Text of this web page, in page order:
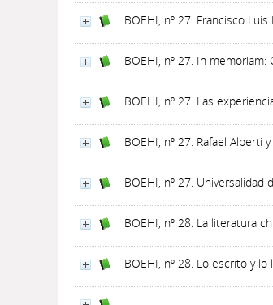
BOEHI, nº 27. Francisco
BOEHI, nº 27. In memoriam:
BOEHI, nº 27. Las
BOEHI, nº 27. Rafael Alberti
BOEHI, nº 27. Universalidad
BOEHI, nº 28. La literatura
BOEHI, nº 28. Lo escrito y